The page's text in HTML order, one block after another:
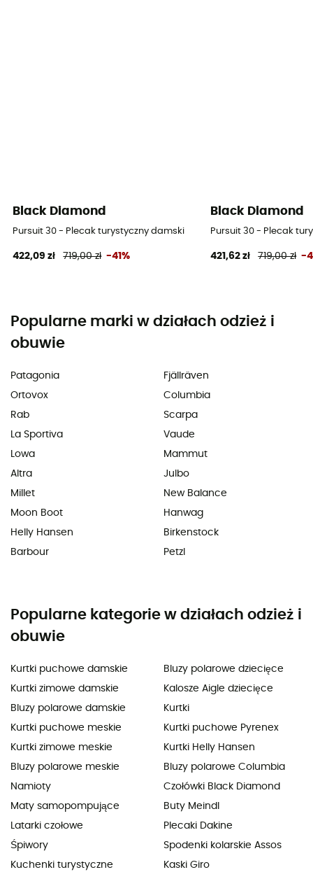
Black Diamond
Pursuit 30 - Plecak turystyczny damski
422,09 zł 719,00 zł -41%
Black Diamond
Pursuit 30 - Plecak
421,62 zł 719,00 zł -
Popularne marki w działach odzież i
obuwie
Patagonia
Ortovox
Rab
La Sportiva
Lowa
Altra
Millet
Moon Boot
Helly Hansen
Barbour
Fjällräven
Columbia
Scarpa
Vaude
Mammut
Julbo
New Balance
Hanwag
Birkenstock
Petzl
Popularne kategorie w działach odzież i
obuwie
Kurtki puchowe damskie
Kurtki zimowe damskie
Bluzy polarowe damskie
Kurtki puchowe meskie
Kurtki zimowe meskie
Bluzy polarowe meskie
Namioty
Maty samopompujące
Latarki czołowe
Śpiwory
Kuchenki turystyczne
Bluzy polarowe dziecięce
Kalosze Aigle dziecięce
Kurtki
Kurtki puchowe Pyrenex
Kurtki Helly Hansen
Bluzy polarowe Columbia
Czołówki Black Diamond
Buty Meindl
Plecaki Dakine
Spodenki kolarskie Assos
Kaski Giro